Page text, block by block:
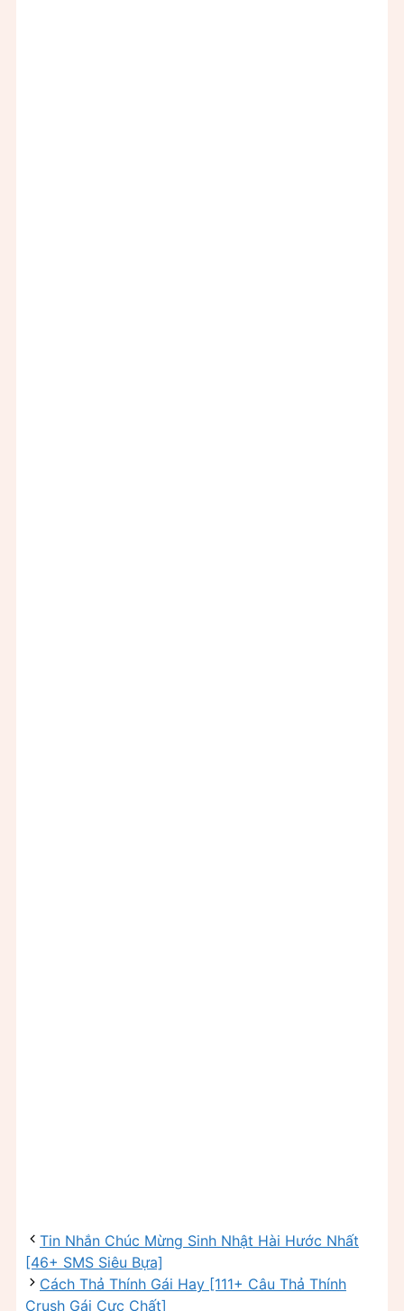
Tin Nhắn Chúc Mừng Sinh Nhật Hài Hước Nhất
[46+ SMS Siêu Bựa]
Cách Thả Thính Gái Hay [111+ Câu Thả Thính
Crush Gái Cực Chất]